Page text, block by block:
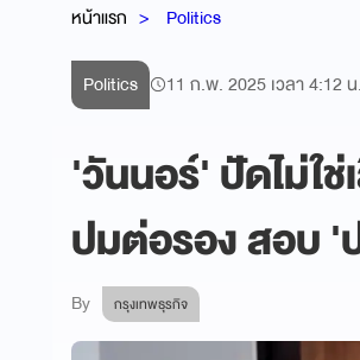
หน้าแรก Politics
Politics 11 ก.พ. 2025 เวลา 4:12 น.
'วันนอร์' ปัดไม่ใ
ปมต่อรอง สอบ '
By กรุงเทพธุรกิจ